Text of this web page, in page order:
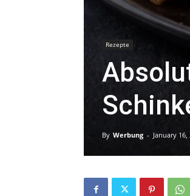
Rezepte
By Werbung - January 16,